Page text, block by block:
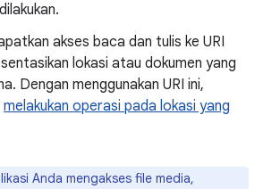
akses baca dan tulis ke URI
lokasi atau dokumen yang
Dengan menggunakan URI ini,
melakukan operasi pada lokasi yang
Anda mengakses file media,